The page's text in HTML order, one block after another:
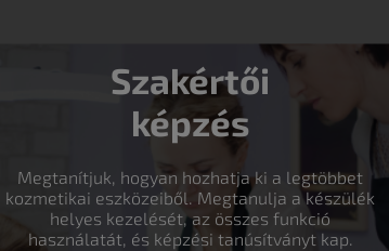
Szakértői
képzés
Megtanítjuk, hogyan hozhatja ki a legtöbbet
kozmetikai eszközeiből. Megtanulja a készülék
helyes kezelését, az összes funkció
használatát, és képzési tanúsítványt kap.